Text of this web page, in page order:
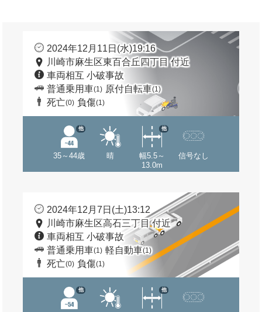
2024年12月11日(水)19:16
川崎市麻生区東百合丘四丁目 付近
車両相互 小破事故
普通乗用車(1) 原付自転車(1)
死亡(0) 負傷(1)
35～44歳
他
晴
幅5.5～
13.0m
他
信号なし
2024年12月7日(土)13:12
川崎市麻生区高石三丁目 付近
車両相互 小破事故
普通乗用車(1) 軽自動車(1)
死亡(0) 負傷(1)
他 他